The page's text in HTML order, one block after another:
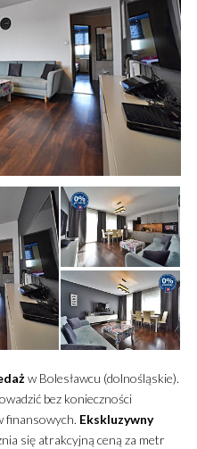
w Bolesławcu (dolnośląskie).
bez konieczności
finansowych. Ekskluzywny
się atrakcyjną ceną za metr